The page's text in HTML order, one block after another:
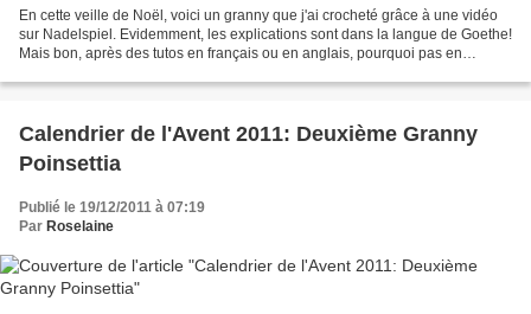
En cette veille de Noël, voici un granny que j'ai crocheté grâce à une vidéo
sur Nadelspiel. Evidemment, les explications sont dans la langue de Goethe!
Mais bon, après des tutos en français ou en anglais, pourquoi pas en
Calendrier de l'Avent 2011: Deuxième Granny
Poinsettia
Publié le 19/12/2011 à 07:19
Par Roselaine